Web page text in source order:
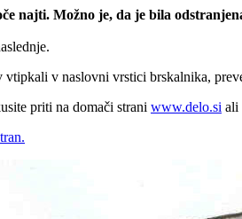
najti. Možno je, da je bila
vtipkali v naslovni vrstici brskalnika,
priti na domači strani www.delo.si ali